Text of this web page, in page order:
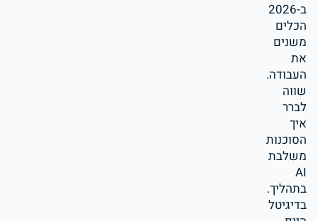
ב-2026
הכלים
משנים
את
העבודה.
שווה
לברר
איך
הסוכנות
משלבת
AI
בתהליך.
בדיגיטל